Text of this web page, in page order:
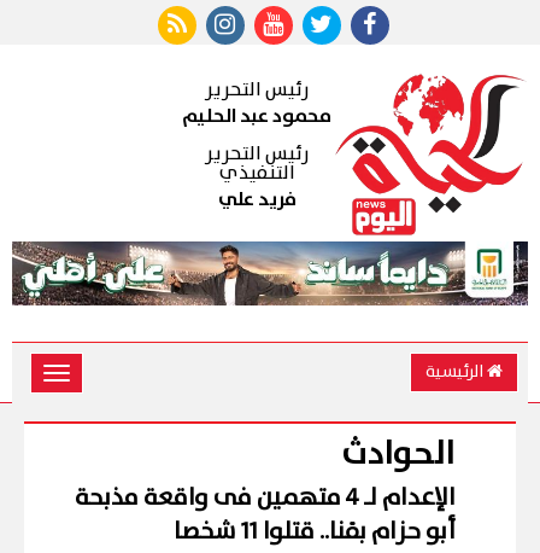
رئيس التحرير
محمود عبد الحليم
رئيس التحرير
التنفيذي
فريد علي
الرئيسية
Toggle
الحوادث
الإعدام لـ 4 متهمين فى واقعة مذبحة
أبو حزام بقنا.. قتلوا 11 شخصا